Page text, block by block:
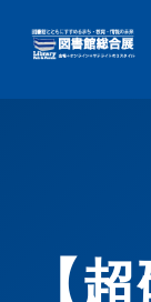
ー
用
メ
【